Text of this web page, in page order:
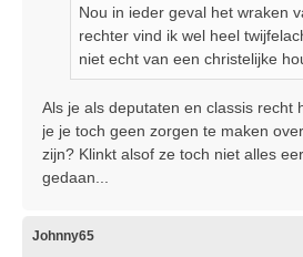
Nou in ieder geval het wraken
rechter vind ik wel heel
niet echt van een christelijke
Als je als deputaten en classis recht
je je toch geen zorgen te maken
zijn? Klinkt alsof ze toch niet alles
gedaan...
Johnny65